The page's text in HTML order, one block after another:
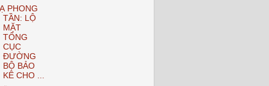
PHONG
TẦN: LỘ
MẶT
TỔNG
CỤC
ĐƯỜNG
BỘ BẢO
KÊ CHO ...